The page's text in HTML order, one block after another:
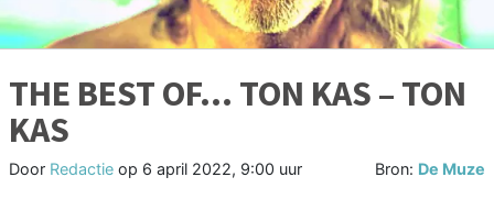
THE BEST OF… TON KAS – TON
KAS
Door Redactie op 6 april 2022, 9:00 uur Bron: De Muze